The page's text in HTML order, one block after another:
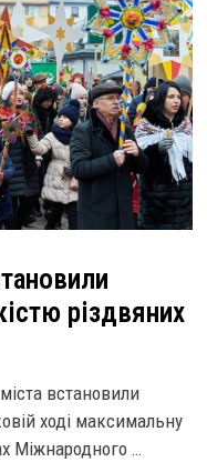
різдвяних
встановили
ході максимальну
Міжнародного …